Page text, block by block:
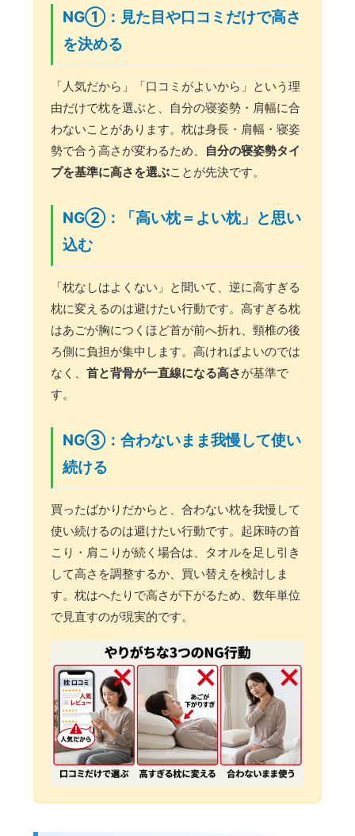
NG①：見た目や口コミだけで高さ
を決める
「人気だから」「口コミがよいから」という理
由だけで枕を選ぶと、自分の寝姿勢・肩幅に合
わないことがあります。枕は身長・肩幅・寝姿
勢で合う高さが変わるため、 自分の寝姿勢タイ
プを基準に高さを選ぶことが先決です。
NG②：「高い枕＝よい枕」と思い
込む
「枕なしはよくない」と聞いて、逆に高すぎる
枕に変えるのは避けたい行動です。高すぎる枕
はあごが胸につくほど首が前へ折れ、頸椎の後
ろ側に負担が集中します。高ければよいのでは
なく、首と背骨が一直線になる高さが基準で
す。
NG③：合わないまま我慢して使い
続ける
買ったばかりだからと、合わない枕を我慢して
使い続けるのは避けたい行動です。起床時の首
こり・肩こりが続く場合は、タオルを足し引き
して高さを調整するか、買い替えを検討しま
す。枕はへたりで高さが下がるため、数年単位
で見直すのが現実的です。